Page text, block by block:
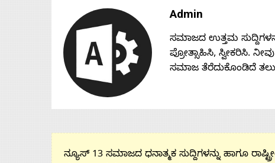
Advertise
Admin
ಸಮಾಜದ ಉತ್ತಮ
ಪ್ರೋತ್ಸಾಹಿಸಿ, ಸ್ವೀಕರಿಸಿ.
ಸಮಾಜ ತೆರೆದುಕೊಂಡಿದೆ
ನ್ಯೂಸ್ 13 ಸಮಾಜದ ಧನಾತ್ಮಕ ಸುದ್ದಿಗಳನ್ನು ಹಾಗೂ